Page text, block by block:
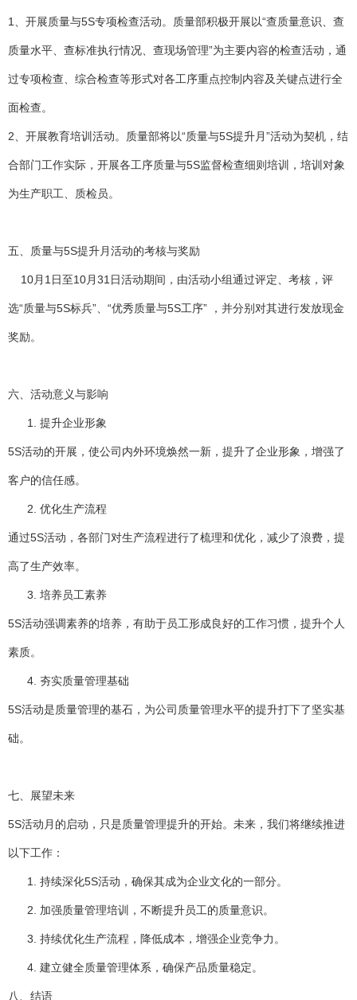
1、开展质量与5S专项检查活动。质量部积极开展以“查质量意识、查
质量水平、查标准执行情况、查现场管理”为主要内容的检查活动，通
过专项检查、综合检查等形式对各工序重点控制内容及关键点进行全
面检查。
2、开展教育培训活动。质量部将以“质量与5S提升月”活动为契机，结
合部门工作实际，开展各工序质量与5S监督检查细则培训，培训对象
为生产职工、质检员。
五、质量与5S提升月活动的考核与奖励
10月1日至10月31日活动期间，由活动小组通过评定、考核，评
选“质量与5S标兵”、“优秀质量与5S工序” ，并分别对其进行发放现金
奖励。
六、活动意义与影响
提升企业形象
5S活动的开展，使公司内外环境焕然一新，提升了企业形象，增强了
客户的信任感。
优化生产流程
通过5S活动，各部门对生产流程进行了梳理和优化，减少了浪费，提
高了生产效率。
培养员工素养
5S活动强调素养的培养，有助于员工形成良好的工作习惯，提升个人
素质。
夯实质量管理基础
5S活动是质量管理的基石，为公司质量管理水平的提升打下了坚实基
础。
七、展望未来
5S活动月的启动，只是质量管理提升的开始。未来，我们将继续推进
以下工作：
持续深化5S活动，确保其成为企业文化的一部分。
加强质量管理培训，不断提升员工的质量意识。
持续优化生产流程，降低成本，增强企业竞争力。
建立健全质量管理体系，确保产品质量稳定。
八、结语